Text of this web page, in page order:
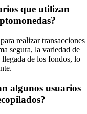
que utilizan
realizar transacciones
segura, la variedad de
de los fondos, lo
algunos usuarios